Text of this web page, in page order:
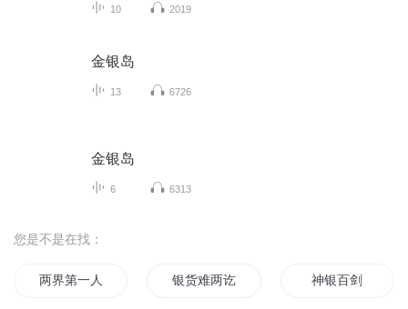
10 2019
金银岛
13 6726
金银岛
6 6313
您是不是在找：
两界第一人 银货难两讫 神银百剑